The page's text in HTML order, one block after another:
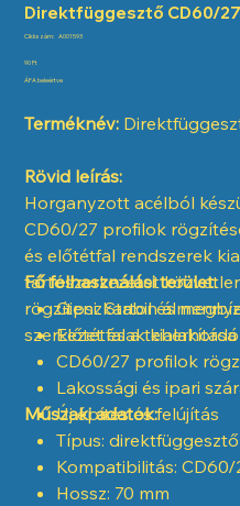
Direktfüggesztő CD60/
Cikkszám: Cikkszám:
A001593
Ár
90 Ft
ÁFA beleértve
Terméknév:
Rövid leírás:
Horganyzott acélból
CD60/27 profilok
és előtétfal rendszerek
tartószerkezetet
rögzíteni. Stabil és
szerkezet és a
Fő felhasználási terület:
Gipszkarton
Előtétfalak kialakítása
CD60/27 profilok
Lakossági és ipari
Új építés és felújítás
Műszaki adatok:
Típus: direktfüggesztő
Kompatibilitás:
Hossz: 70 mm